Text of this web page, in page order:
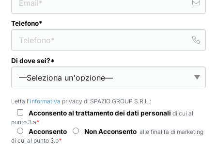
Telefono*
Di dove sei?*
Letta l'informativa privacy di SPAZIO GROUP S.R.L.:
Acconsento al trattamento dei dati personali di cui al
punto 3.a*
Acconsento Non Acconsento alle finalità di marketing
di cui al punto 3.b*